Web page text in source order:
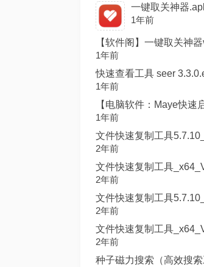
一键取关神器
1年前
【软件阁】一键取关神
1年前
快速查看工具 seer
1年前
【电脑软件：Maye快速
1年前
文件快速复制工具
2年前
文件快速复制工具
2年前
文件快速复制工具
2年前
文件快速复制工具
2年前
种子磁力搜索（高效搜